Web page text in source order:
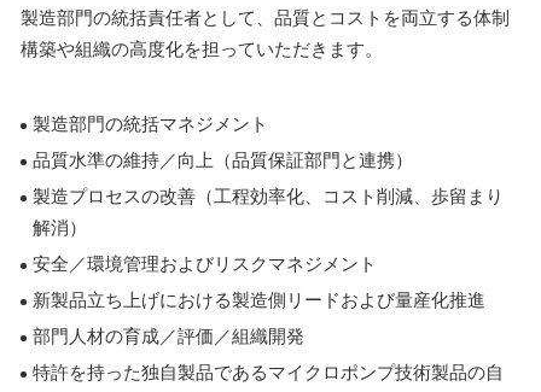
製造部門の統括責任者として、品質とコストを両立する体制
構築や組織の高度化を担っていただきます。
製造部門の統括マネジメント
品質水準の維持／向上（品質保証部門と連携）
製造プロセスの改善（工程効率化、コスト削減、歩留まり
解消）
安全／環境管理およびリスクマネジメント
新製品立ち上げにおける製造側リードおよび量産化推進
部門人材の育成／評価／組織開発
特許を持った独自製品であるマイクロポンプ技術製品の自